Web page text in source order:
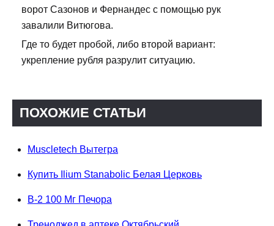
ворот Сазонов и Фернандес с помощью рук
завалили Витюгова.
Где то будет пробой, либо второй вариант:
укрепление рубля разрулит ситуацию.
ПОХОЖИЕ СТАТЬИ
Muscletech Вытегра
Купить Ilium Stanabolic Белая Церковь
B-2 100 Мг Печора